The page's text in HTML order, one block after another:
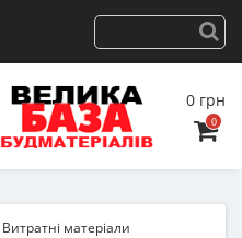
0 грн
0
Витратні матеріали